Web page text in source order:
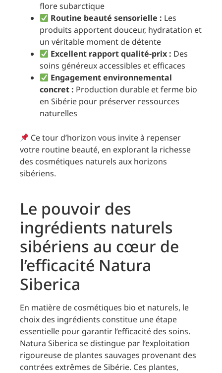
flore subarctique
Routine beauté sensorielle : Les
produits apportent douceur, hydratation et
un véritable moment de détente
Excellent rapport qualité-prix : Des
soins généreux accessibles et efficaces
Engagement environnemental
concret : Production durable et ferme bio
en Sibérie pour préserver ressources
naturelles
Ce tour d’horizon vous invite à repenser
votre routine beauté, en explorant la richesse
des cosmétiques naturels aux horizons
sibériens.
Le pouvoir des
ingrédients naturels
sibériens au cœur de
l’efficacité Natura
Siberica
En matière de cosmétiques bio et naturels, le
choix des ingrédients constitue une étape
essentielle pour garantir l’efficacité des soins.
Natura Siberica se distingue par l’exploitation
rigoureuse de plantes sauvages provenant des
contrées extrêmes de Sibérie. Ces plantes,